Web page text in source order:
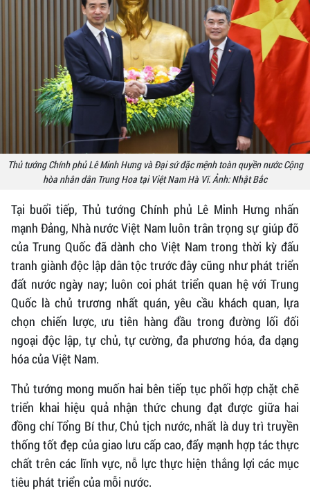
Thủ tướng Chính phủ Lê Minh Hưng và Đại sứ đặc mệnh toàn quyền nước Cộng
hòa nhân dân Trung Hoa tại Việt Nam Hà Vĩ. Ảnh: Nhật Bắc
Tại buổi tiếp, Thủ tướng Chính phủ Lê Minh Hưng nhấn
mạnh Đảng, Nhà nước Việt Nam luôn trân trọng sự giúp đỡ
của Trung Quốc đã dành cho Việt Nam trong thời kỳ đấu
tranh giành độc lập dân tộc trước đây cũng như phát triển
đất nước ngày nay; luôn coi phát triển quan hệ với Trung
Quốc là chủ trương nhất quán, yêu cầu khách quan, lựa
chọn chiến lược, ưu tiên hàng đầu trong đường lối đối
ngoại độc lập, tự chủ, tự cường, đa phương hóa, đa dạng
hóa của Việt Nam.
Thủ tướng mong muốn hai bên tiếp tục phối hợp chặt chẽ
triển khai hiệu quả nhận thức chung đạt được giữa hai
đồng chí Tổng Bí thư, Chủ tịch nước, nhất là duy trì truyền
thống tốt đẹp của giao lưu cấp cao, đẩy mạnh hợp tác thực
chất trên các lĩnh vực, nỗ lực thực hiện thắng lợi các mục
tiêu phát triển của mỗi nước.